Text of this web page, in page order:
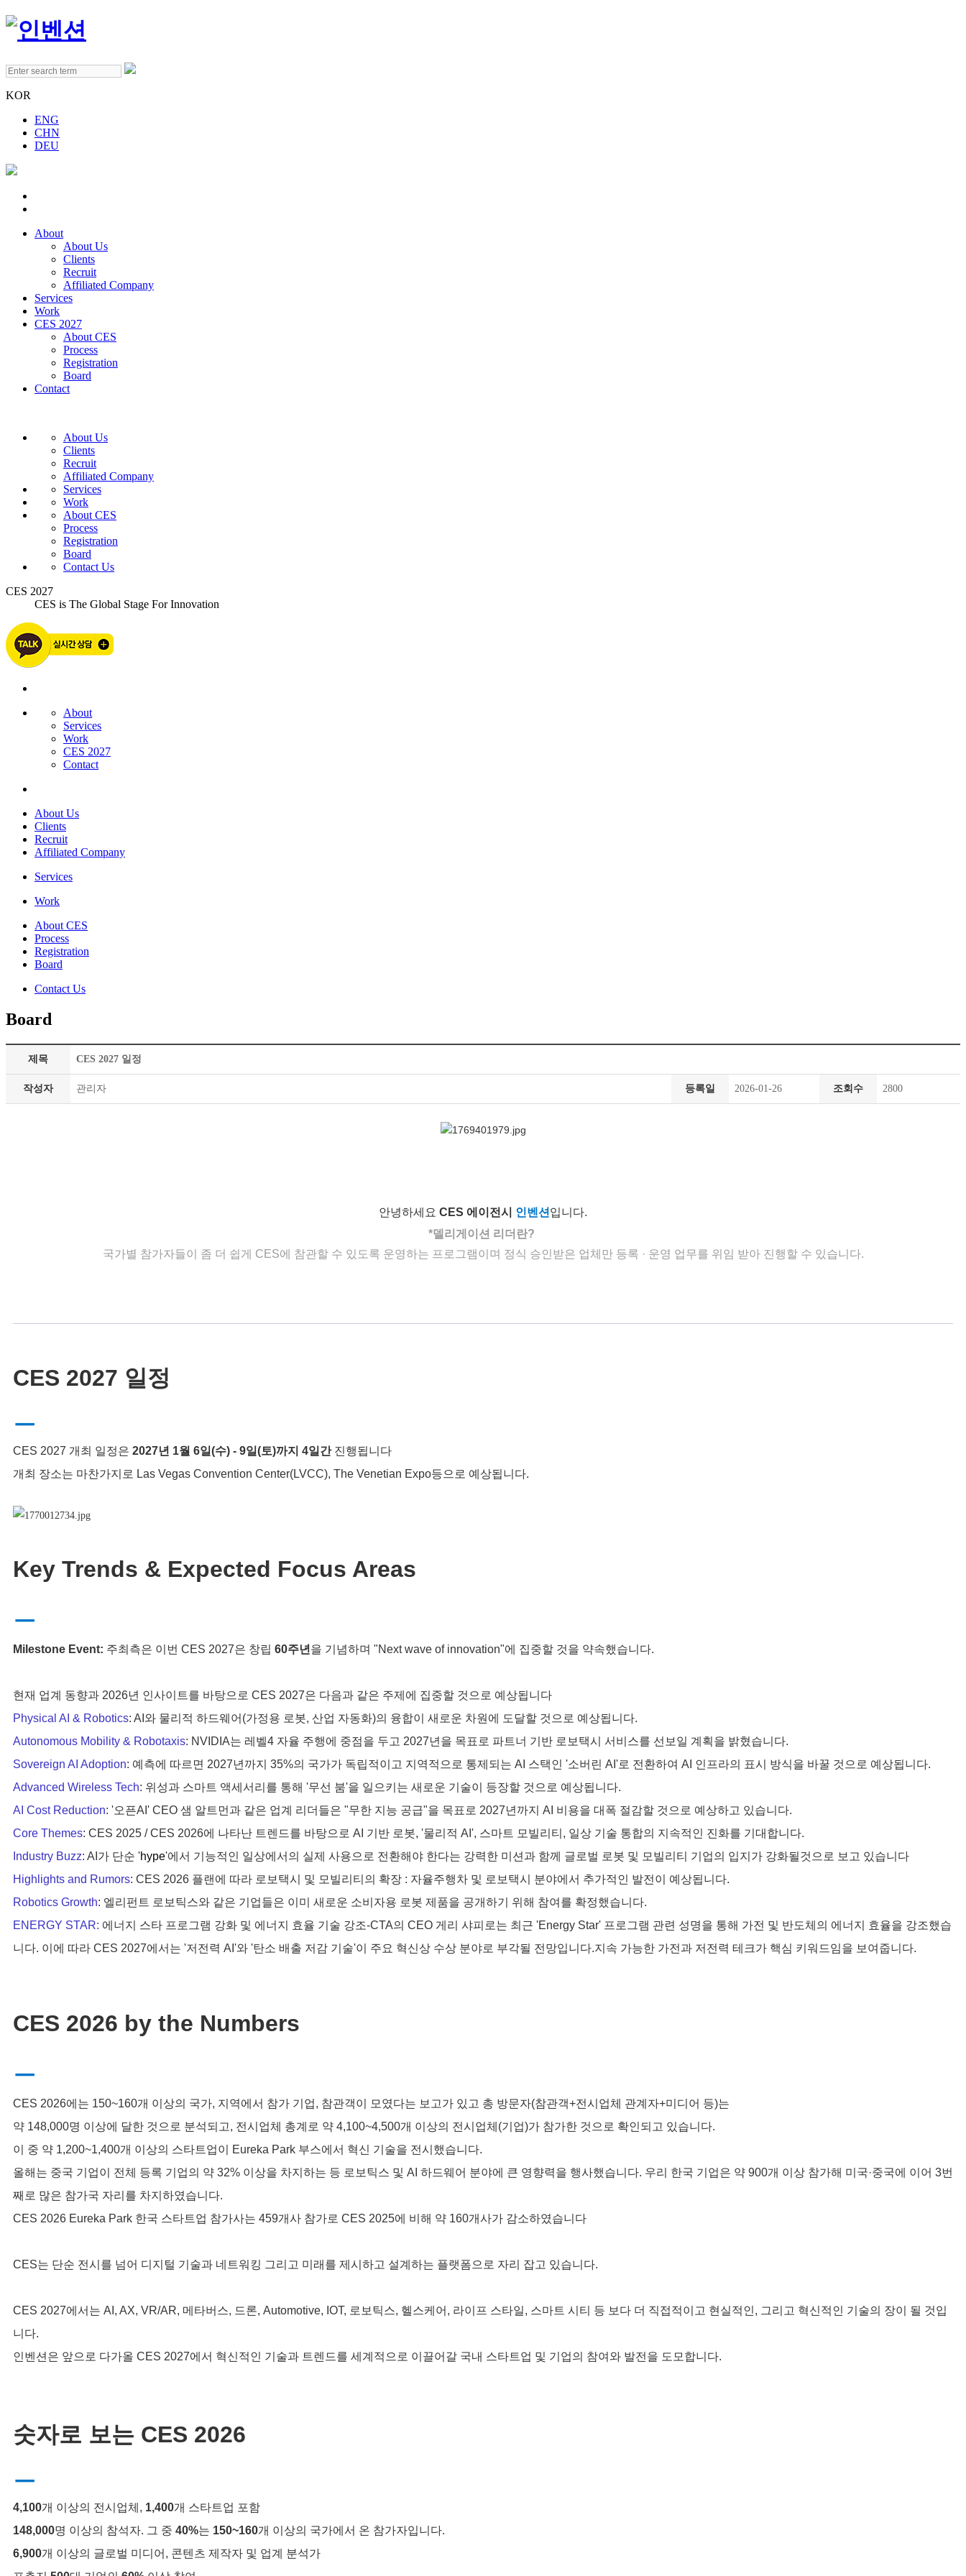
KOR
ENG
CHN
DEU
About
About Us
Clients
Recruit
Affiliated Company
Services
Work
CES 2027
About CES
Process
Registration
Board
Contact
About Us
Clients
Recruit
Affiliated Company
Services
Work
About CES
Process
Registration
Board
Contact Us
CES 2027
CES is The Global Stage For Innovation
About
Services
Work
CES 2027
Contact
About Us
Clients
Recruit
Affiliated Company
Services
Work
About CES
Process
Registration
Board
Contact Us
Board
제목 CES 2027 일정
작성자 관리자 등록일 2026-01-26 조회수 2800
안녕하세요 CES 에이전시 인벤션 입니다.
*델리게이션 리더란?
국가별 참가자들이 좀 더 쉽게 CES에 참관할 수 있도록 운영하는 프 로그램이며 정식 승인받은 업체만 등록 · 운영 업무를 위임 받아 진행할 수 있습니다.
CES 2027 일정
ㅡ
CES 2027 개최 일정은 2027년 1월 6일(수) - 9일(토)까지 4일간진행됩니다
개최 장소는 마찬가지로 Las Vegas Convention Center(LVCC), The Venetian Expo등으로 예상됩니다.
Key Trends & Expected Focus Areas
ㅡ
Milestone Event: 주최측은 이번 CES 2027은 창립 60주년 을 기념하며 "Next wave of innovation"에 집중할 것을 약속했습니다.
현재 업계 동향과 2026년 인사이트를 바탕으로 CES 2027은 다음과 같은 주제에 집중할 것으로 예상됩니다
Physical AI & Robotics: AI와 물리적 하드웨어(가정용 로봇, 산업 자동화)의 융합이 새로운 차원에 도달할 것으로 예상됩니다.
Autonomous Mobility & Robotaxis: NVIDIA는 레벨4 자율 주행에 중점을 두고 2027년을 목표로 파트너 기반 로보택시 서비스를 선보일 계획을 밝혔습니다.
Sovereign AI Adoption: 예측에 따르면 2027년까지 35%의 국가가 독립적이고 지역적으로 통제되는 AI 스택인 '소버린 AI'로 전환하여 AI 인프라의 표시 방식을 바꿀 것으로 예상됩니다.
Advanced Wireless Tech: 위성과 스마트 액세서리를 통해 '무선 붐'을 일으키는 새로운 기술이 등장할 것으로 예상됩니다.
AI Cost Reduction: '오픈AI' CEO 샘 알트먼과 같은 업계 리더들은 "무한 지능 공급"을 목표로 2027년까지 AI 비용을 대폭 절감할 것으로 예상하고 있습니다.
Core Themes: CES 2025 / CES 2026에 나타난 트렌드를 바탕으로 AI 기반 로봇, '물리적 AI', 스마트 모빌리티, 일상 기술 통합의 지속적인 진화를 기대합니다.
Industry Buzz: AI가 단순 'hype'에서 기능적인 일상에서의 실제 사용으로 전환해야 한다는 강력한 미션과 함께 글로벌 로봇 및 모빌리티 기업의 입지가 강화될것으로 보고 있습니다
Highlights and Rumors: CES 2026 플랜에 따라 로보택시 및 모빌리티의 확장 : 자율주행차 및 로보택시 분야에서 추가적인 발전이 예상됩니다.
Robotics Growth: 엘리펀트 로보틱스와 같은 기업들은 이미 새로운 소비자용 로봇 제품을 공개하기 위해 참여를 확정했습니다.
ENERGY STAR: 에너지 스타 프로그램 강화 및 에너지 효율 기술 강조-CTA의 CEO 게리 샤피로는 최근 'Energy Star' 프로그램 관련 성명을 통해 가전 및 반도체의 에너지 효율을 강조했습
니다. 이에 따라 CES 2027에서는 '저전력 AI'와 '탄소 배출 저감 기술'이 주요 혁신상 수상 분야로 부각될 전망입니다.지속 가능한 가전과 저전력 테크가 핵심 키워드임을 보여줍니다.
CES 2026 by the Numbers
ㅡ
CES 2026에는 150~160개 이상의 국가, 지역에서 참가 기업, 참관객이 모였다는 보고가 있고 총 방문자(참관객+전시업체 관계자+미디어 등)는
약 ‭148,000명 이상에 달한 것으로 분석되고, 전시업체 총계로 약 4,100~4,500개 이상의 전시업체(기업)가 참가한 것으로 확인되고 있습니다.
이 중 약 1,200~1,400개 이상의 스타트업이 Eureka Park 부스에서 혁신 기술을 전시했습니다.
올해는 중국 기업이 전체 등록 기업의 약 32% 이상을 차지하는 등 로보틱스 및 AI 하드웨어 분야에 큰 영향력을 행사했습니다. 우리 한국 기업은 약 900개 이상 참가해 미국·중국에 이어 3번
째로 많은 참가국 자리를 차지하였습니다.
CES 2026 Eureka Park 한국 스타트업 참가사는 459개사 참가로 CES 2025에 비해 약 160개사가 감소하였습니다
CES는 단순 전시를 넘어 디지털 기술과 네트워킹 그리고 미래를 제시하고 설계하는 플랫폼으로 자리 잡고 있습니다.
CES 2027에서는 AI, AX, VR/AR, 메타버스, 드론, Automotive, IOT, 로보틱스, 헬스케어, 라이프 스타일, 스마트 시티 등 보다 더 직접적이고 현실적인, 그리고 혁신적인 기술의 장이 될 것입
니다.
인벤션은 앞으로 다가올 CES 2027에서 혁신적인 기술과 트렌드를 세계적으로 이끌어갈 국내 스타트업 및 기업의 참여와 발전을 도모합니다.
숫자로 보는 CES 2026
ㅡ
4,100개 이상의 전시업체, 1,400개 스타트업 포함
148,000명 이상의 참석자. 그 중 40%는 150~160개 이상의 국가에서 온 참가자입니다.
6,900개 이상의 글로벌 미디어, 콘텐츠 제작자 및 업계 분석가